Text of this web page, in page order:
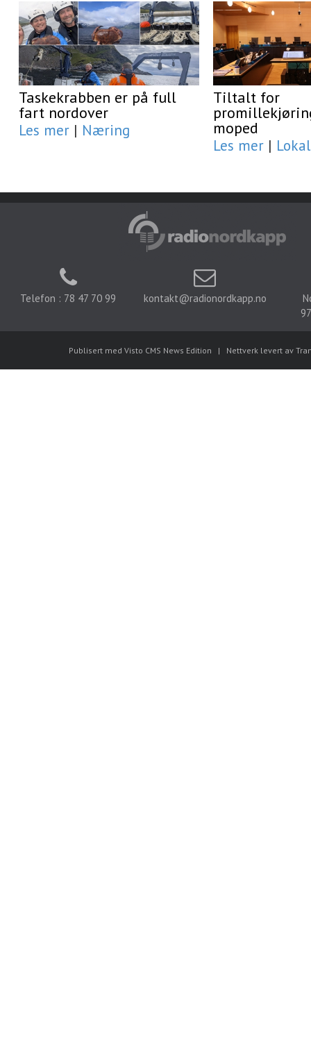
Taskekrabben er på full
fart nordover
Les mer | Næring
Tiltalt for
moped
Les mer | Lokal
Telefon : 78 47 70 99 kontakt@radionordkapp.no
Publisert med Visto CMS News Edition | Nettverk levert av